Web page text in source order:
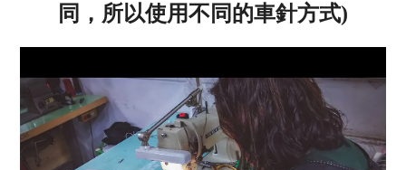
同，所以使用不同的車針方式)